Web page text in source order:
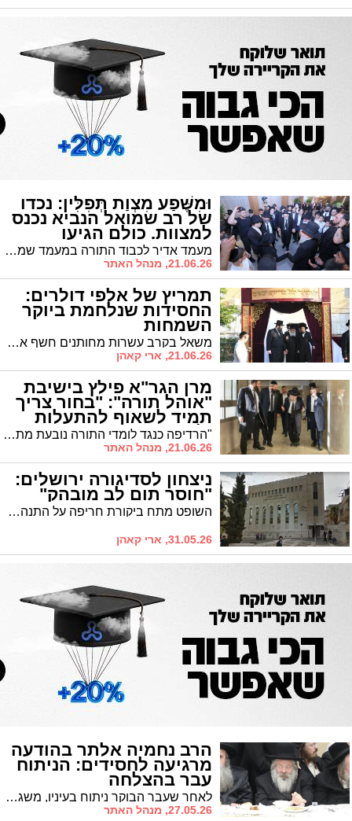
וּמִשֶּׁפַע מִצְוַת תְּפִלִּין: נכדו
של רב שמואל הנביא נכנס
למצוות. כולם הגיעו
מעמד אדיר לכבוד התורה במעמד שמחת בר המצוה לנינו של הגה"צ רבי יצחק כהן בנו של הרב יצחק כהן יו"ר מכון "עליה". הגר"מ בוסו הניח את כיפתו הק' של הבבא סאלי זצוק"ל על ראשו של חתן בר המצוה לפני אמירת הדורון דרשה
21.06.26, מנהל האתר
תמריץ של אלפי דולרים:
החסידות שנלחמת ביוקר
השמחות
משאל בקרב עשרות מחותנים חשף את הנטל הכבד של ימי השבע ברכות • משפחות שיאמצו את המתווה החדש יקבלו תמריץ של אלפי דולרים
21.06.26, ארי קאהן
מרן הגר"א פילץ בישיבת
"אוהל תורה": "בחור צריך
תמיד לשאוף להתעלות
ולהתרומם" "הרדיפה כנגד לומדי התורה נובעת מתוך קנאה בלבד". הגר"א פילץ הביע את שמחתו הגדולה משגשוגה של הישיבה "אוהל תורה"
21.06.26, מנהל האתר
ניצחון לסדיגורה ירושלים:
"חוסר תום לב מובהק"
השופט מתח ביקורת חריפה על התנהלות אנשי בני ברק • החסידים ותלמידי הישיבה יוכלו להמשיך לשהות במבנה בשמואל הנביא
31.05.26, ארי קאהן
הרב נחמיה אלתר בהודעה
מרגיעה לחסידים: הניתוח
עבר בהצלחה
לאחר שעבר הבוקר ניתוח בעיניו, משגר ברגעים אלו בנו של האדמו"ר מגור הרב נחמיה אלתר הודעה מרגיעה לחסידים: "הניתוח עבר בהצלחה"
27.05.26, מנהל האתר